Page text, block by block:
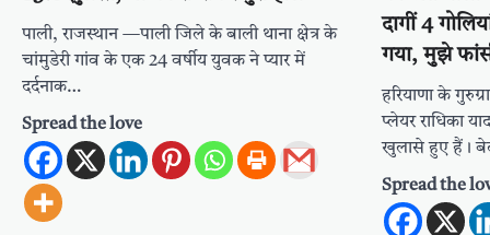
पाली, राजस्थान —पाली जिले के बाली थाना क्षेत्र के
चांमुडेरी गांव के एक 24 वर्षीय युवक ने प्यार में
दर्दनाक…
Spread the love
दागीं 4
गया, मुझे
हरियाणा के
प्लेयर राधिका
खुलासे हुए हैं।
Spread the